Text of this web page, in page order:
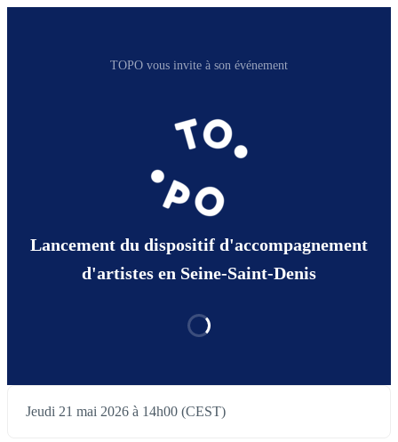
TOPO vous invite à son événement
Lancement du dispositif d'accompagnement
d'artistes en Seine-Saint-Denis
Jeudi 21 mai 2026 à 14h00 (CEST)